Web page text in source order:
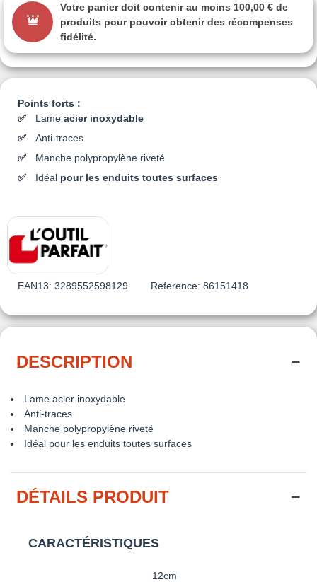
Points forts :
Lame acier inoxydable
Anti-traces
Manche polypropylène riveté
Idéal pour les enduits toutes surfaces
EAN13: 3289552598129 Reference: 86151418
Votre panier doit contenir au moins 100,00 € de
produits pour pouvoir obtenir des récompenses
fidélité.
DESCRIPTION
Lame acier inoxydable
Anti-traces
Manche polypropylène riveté
Idéal pour les enduits toutes surfaces
DÉTAILS PRODUIT
CARACTÉRISTIQUES
12cm